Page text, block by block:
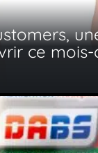
ce mois-